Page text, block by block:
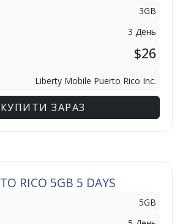
3GB
3 День
$26
Liberty Mobile Puerto Rico Inc.
КУПИТИ ЗАРАЗ
RICO 5GB 5 DAYS
5GB